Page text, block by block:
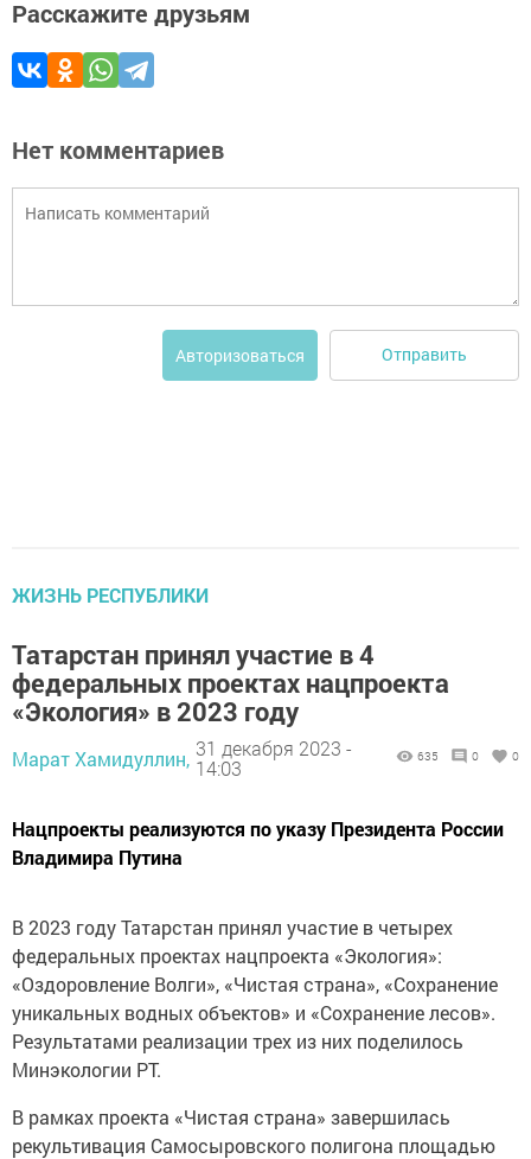
Расскажите друзьям
Нет комментариев
Авторизоваться Отправить
ЖИЗНЬ РЕСПУБЛИКИ
Татарстан принял участие в 4
федеральных проектах нацпроекта
«Экология» в 2023 году
Марат Хамидуллин, 31 декабря 2023 -
14:03
635 0 0
Нацпроекты реализуются по указу Президента России
Владимира Путина
В 2023 году Татарстан принял участие в четырех
федеральных проектах нацпроекта «Экология»:
«Оздоровление Волги», «Чистая страна», «Сохранение
уникальных водных объектов» и «Сохранение лесов».
Результатами реализации трех из них поделилось
Минэкологии РТ.
В рамках проекта «Чистая страна» завершилась
рекультивация Самосыровского полигона площадью